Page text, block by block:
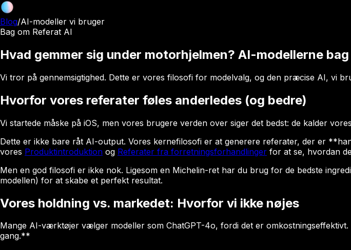
Blog/AI-modeller vi bruger
Bag om Referat AI
Hvad gemmer sig under motorhjelmen? AI-modellerne
Vi tror på gennemsigtighed. Dette er vores filosofi for modelvalg, og den præcise AI, vi
Hvorfor vores referater føles anderledes (og bedre)
Vi startede måske på iOS, men vores brugere verden over siger det bedst: de kalder
Dette er ikke bare råt AI-output. Vores kernefilosofi er at generere referater, der er
vores Produktintroduktion og Referater fra forretningsforhandlinger for at se, hvordan
Men en god filosofi er ikke nok. Ligesom en Michelin-ret har du brug for de bedste
modellen) for at skabe et perfekt resultat.
Vores holdning vs. markedet: Hvorfor vi ikke nøjes
Mange AI-værktøjer vælger modeller som ChatGPT-4o, fordi det er
gang.**